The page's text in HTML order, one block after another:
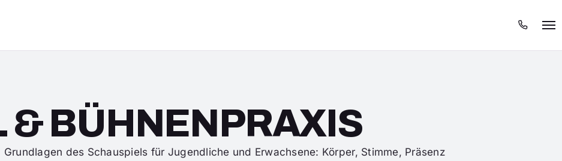
& BÜHNENPRAXIS
Grundlagen des Schauspiels für Jugendliche und Erwachsene: Körper, Stimme, Präsenz